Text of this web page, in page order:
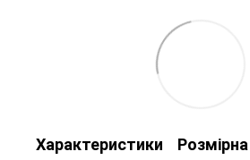
Характеристики